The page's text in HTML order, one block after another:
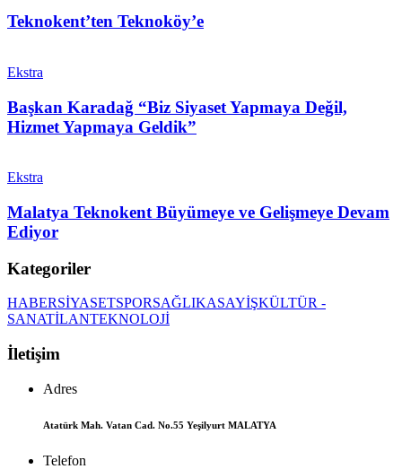
Teknokent’ten Teknoköy’e
Ekstra
Başkan Karadağ “Biz Siyaset Yapmaya Değil,
Hizmet Yapmaya Geldik”
Ekstra
Malatya Teknokent Büyümeye ve Gelişmeye Devam
Ediyor
Kategoriler
HABERSİYASETSPORSAĞLIKASAYİŞKÜLTÜR -
SANATİLANTEKNOLOJİ
İletişim
Adres
Atatürk Mah. Vatan Cad. No.55 Yeşilyurt MALATYA
Telefon